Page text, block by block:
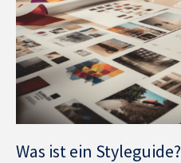
Was ist ein Styleguide?